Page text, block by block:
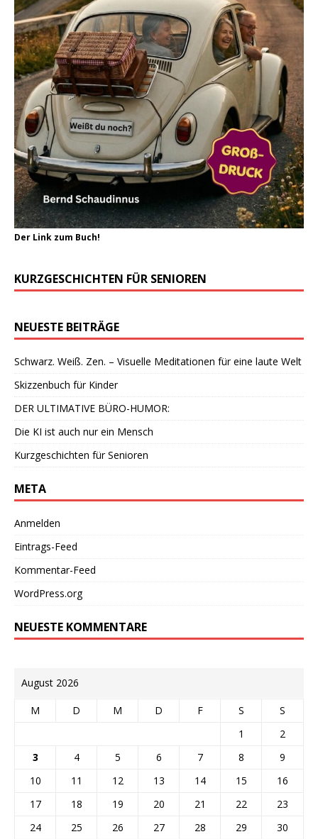
Der Link zum Buch!
KURZGESCHICHTEN FÜR SENIOREN
NEUESTE BEITRÄGE
Schwarz. Weiß. Zen. – Visuelle Meditationen für eine laute Welt
Skizzenbuch für Kinder
DER ULTIMATIVE BÜRO-HUMOR:
Die KI ist auch nur ein Mensch
Kurzgeschichten für Senioren
META
Anmelden
Eintrags-Feed
Kommentar-Feed
WordPress.org
NEUESTE KOMMENTARE
August 2026
M D M D F S
S
1
2
3
4 5 6 7 8
9
10
11 12 13 14 15
16
17
18 19 20 21 22
23
24
25 26 27 28 29
30